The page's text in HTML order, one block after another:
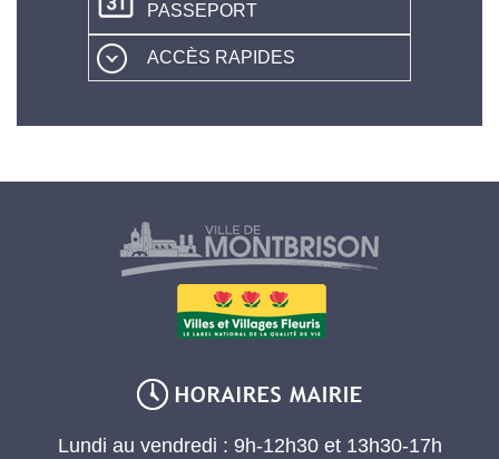
PASSEPORT
ACCÈS RAPIDES
Lundi au vendredi : 9h-12h30 et 13h30-17h